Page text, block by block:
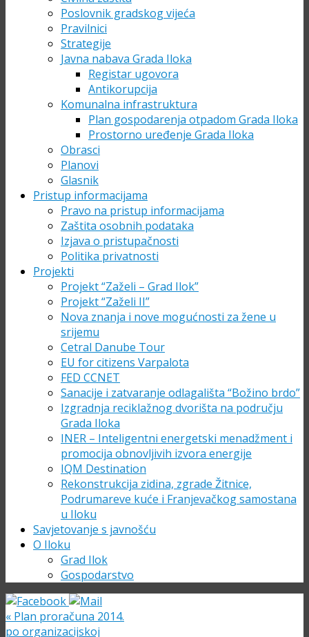
Poslovnik gradskog vijeća
Pravilnici
Strategije
Javna nabava Grada Iloka
Registar ugovora
Antikorupcija
Komunalna infrastruktura
Plan gospodarenja otpadom Grada Iloka
Prostorno uređenje Grada Iloka
Obrasci
Planovi
Glasnik
Pristup informacijama
Pravo na pristup informacijama
Zaštita osobnih podataka
Izjava o pristupačnosti
Politika privatnosti
Projekti
Projekt “Zaželi – Grad Ilok”
Projekt “Zaželi II”
Nova znanja i nove mogućnosti za žene u
srijemu
Cetral Danube Tour
EU for citizens Varpalota
FED CCNET
Sanacije i zatvaranje odlagališta “Božino brdo”
Izgradnja reciklažnog dvorišta na području
Grada Iloka
INER – Inteligentni energetski menadžment i
promocija obnovljivih izvora energije
IQM Destination
Rekonstrukcija zidina, zgrade Žitnice,
Podrumareve kuće i Franjevačkog samostana
u Iloku
Savjetovanje s javnošću
O Iloku
Grad Ilok
Gospodarstvo
« Plan proračuna 2014.
po organizacijskoj